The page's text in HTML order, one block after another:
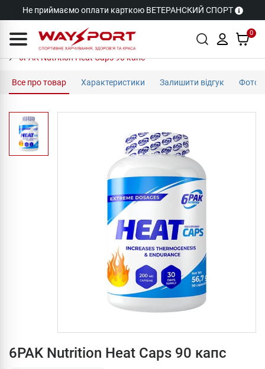
Не приймаємо оплати карткою ВЕТЕРАНСКИЙ СПОРТ
0
6PAK Nutrition Heat Caps 90 капс
Все про товар Характеристики Залишити відгук Фото
6PAK Nutrition Heat Caps 90 капс